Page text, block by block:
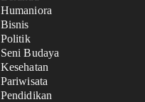
Humaniora
Bisnis
Politik
Seni Budaya
Kesehatan
Pariwisata
Pendidikan